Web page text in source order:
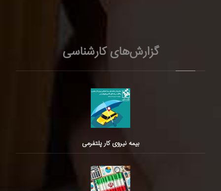
گزارش‌های کارشناسی
بیمه نیروی کار پلتفرمی